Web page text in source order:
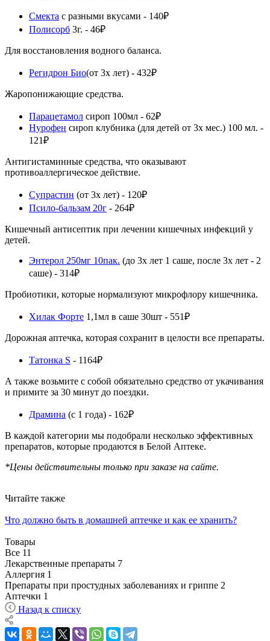
Смекта с разными вкусами - 140₽
Полисорб 3г. - 46₽
Для восстановления водного баланса.
Регидрон Био(от 3х лет) - 432₽
Жаропонижающие средства.
Парацетамол сироп 100мл - 62₽
Нурофен сироп клубника (для детей от 3х мес.) 100 мл. -
121₽
Антигистаминные средства, что оказывают
противоаллергическое действие.
Супрастин (от 3х лет) - 120₽
Псило-бальзам 20г - 264₽
Кишечный антисептик при лечении кишечных инфекций у
детей.
Энтерол 250мг 10пак. (до 3х лет 1 саше, после 3х лет - 2
саше) - 314₽
Пробиотики, которые нормализуют микрофлору кишечника.
Хилак Форте 1,1мл в саше 30шт - 551₽
Дорожная аптечка, которая сохранит в целости все препараты.
Татонка S - 1164₽
А также возьмите с собой обязательно средство от укачивания
и примите за 30 минут до поездки.
Драмина (с 1 года) - 162₽
В каждой категории мы подобрали несколько эффективных
препаратов, которые продаются в Белой Аптеке.
*Цены действительны только при заказе на сайте.
Читайте также
Что должно быть в домашней аптечке и как ее хранить?
Товары
Все 11
Лекарственные препараты 7
Аллергия 1
Препараты при простудных заболеваниях и гриппе 2
Аптечки 1
Назад к списку